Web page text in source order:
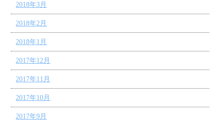
2018年3月
2018年2月
2018年1月
2017年12月
2017年11月
2017年10月
2017年9月